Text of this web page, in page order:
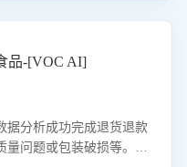
品-[VOC AI]
据分析成功完成退货退款
量问题或包装破损等。结